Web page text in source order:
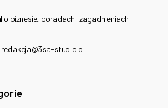
biznesie, poradach i zagadnieniach
studio.pl.